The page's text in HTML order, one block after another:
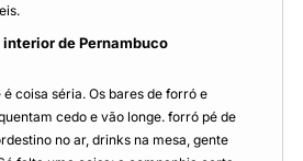
coisa séria. Os bares de forró e
cedo e vão longe. forró pé de
no ar, drinks na mesa, gente